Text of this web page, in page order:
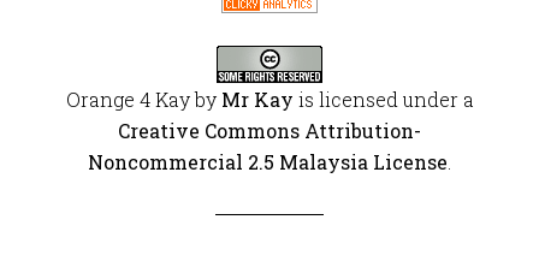
Orange 4 Kayby Mr Kay is licensed under a
Creative Commons Attribution-
Noncommercial 2.5 Malaysia License